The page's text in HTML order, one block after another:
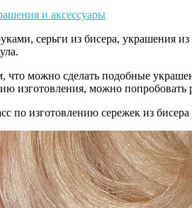
и аксессуары
что можно сделать подобные
изготовления, можно попробовать
по изготовлению сережек из бисера